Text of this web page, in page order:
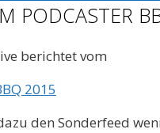
PODCASTER
berichtet vom
2015
den Sonderfeed